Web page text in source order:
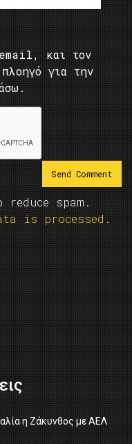
και τον
για την
spam.
is processed.
η Ζάκυνθος με ΑΕΛ